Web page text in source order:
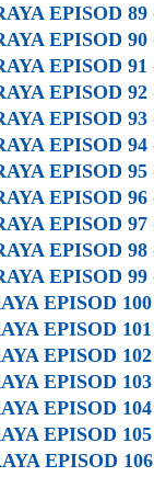
EPISOD 89
EPISOD 90
EPISOD 91
EPISOD 92
EPISOD 93
EPISOD 94
EPISOD 95
EPISOD 96
EPISOD 97
EPISOD 98
EPISOD 99
EPISOD 100
EPISOD 101
EPISOD 102
EPISOD 103
EPISOD 104
EPISOD 105
EPISOD 106